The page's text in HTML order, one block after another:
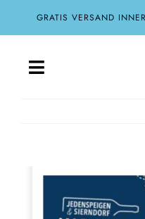
GRATIS VERSAND
Toggle
Über uns
Zeige
grösseres